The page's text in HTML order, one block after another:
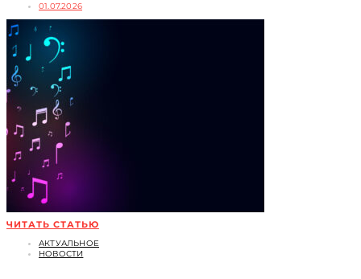
01.07.2026
ЧИТАТЬ СТАТЬЮ
АКТУАЛЬНОЕ
НОВОСТИ